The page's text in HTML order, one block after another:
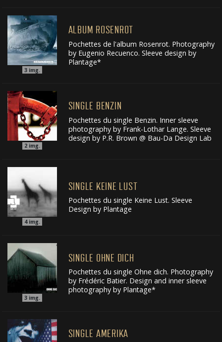
3 img.
ALBUM ROSENROT
Pochettes de l'album Rosenrot. Photography
by Eugenio Recuenco. Sleeve design by
Plantage*
2 img.
SINGLE BENZIN
Pochettes du single Benzin. Inner sleeve
photography by Frank-Lothar Lange. Sleeve
design by P.R. Brown @ Bau-Da Design Lab
4img.
SINGLE KEINE LUST
Pochettes du single Keine Lust. Sleeve
Design by Plantage
3 img.
SINGLE OHNE DICH
Pochettes du single Ohne dich. Photography
by Frédéric Batier. Design and inner sleeve
photography by Plantage*
SINGLE AMERIKA